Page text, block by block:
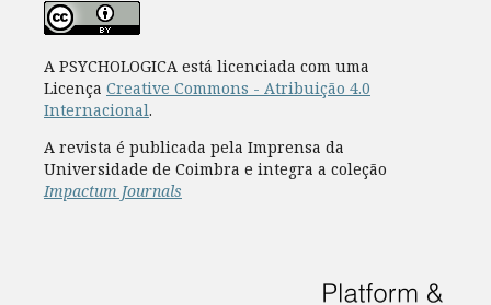
A PSYCHOLOGICA está licenciada com uma
Licença Creative Commons - Atribuição 4.0
Internacional.
A revista é publicada pela Imprensa da
Universidade de Coimbra e integra a coleção
Impactum Journals